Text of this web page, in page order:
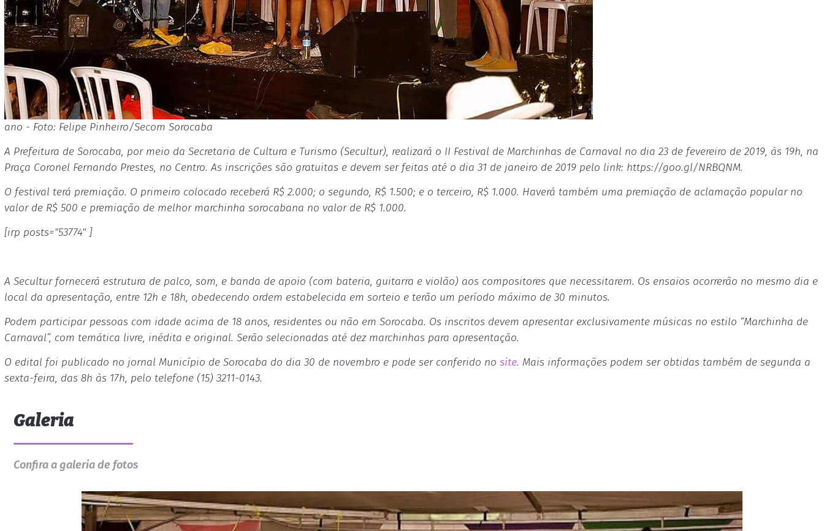
ano - Foto: Felipe Pinheiro/Secom Sorocaba
A Prefeitura de Sorocaba, por meio da Secretaria de Cultura e Turismo (Secultur), realizará o II Festival de Marchinhas de Carnaval no dia 23 de fevereiro de 2019, às 19h, na
Praça Coronel Fernando Prestes, no Centro. As inscrições são gratuitas e devem ser feitas até o dia 31 de janeiro de 2019 pelo link: https://goo.gl/NRBQNM.
O festival terá premiação. O primeiro colocado receberá R$ 2.000; o segundo, R$ 1.500; e o terceiro, R$ 1.000. Haverá também uma premiação de aclamação popular no
valor de R$ 500 e premiação de melhor marchinha sorocabana no valor de R$ 1.000.
[irp posts="53774" ]
A Secultur fornecerá estrutura de palco, som, e banda de apoio (com bateria, guitarra e violão) aos compositores que necessitarem. Os ensaios ocorrerão no mesmo dia e
local da apresentação, entre 12h e 18h, obedecendo ordem estabelecida em sorteio e terão um período máximo de 30 minutos.
Podem participar pessoas com idade acima de 18 anos, residentes ou não em Sorocaba. Os inscritos devem apresentar exclusivamente músicas no estilo “Marchinha de
Carnaval”, com temática livre, inédita e original. Serão selecionadas até dez marchinhas para apresentação.
O edital foi publicado no jornal Município de Sorocaba do dia 30 de novembro e pode ser conferido no site. Mais informações podem ser obtidas também de segunda a
sexta-feira, das 8h às 17h, pelo telefone (15) 3211-0143.
Galeria
Confira a galeria de fotos